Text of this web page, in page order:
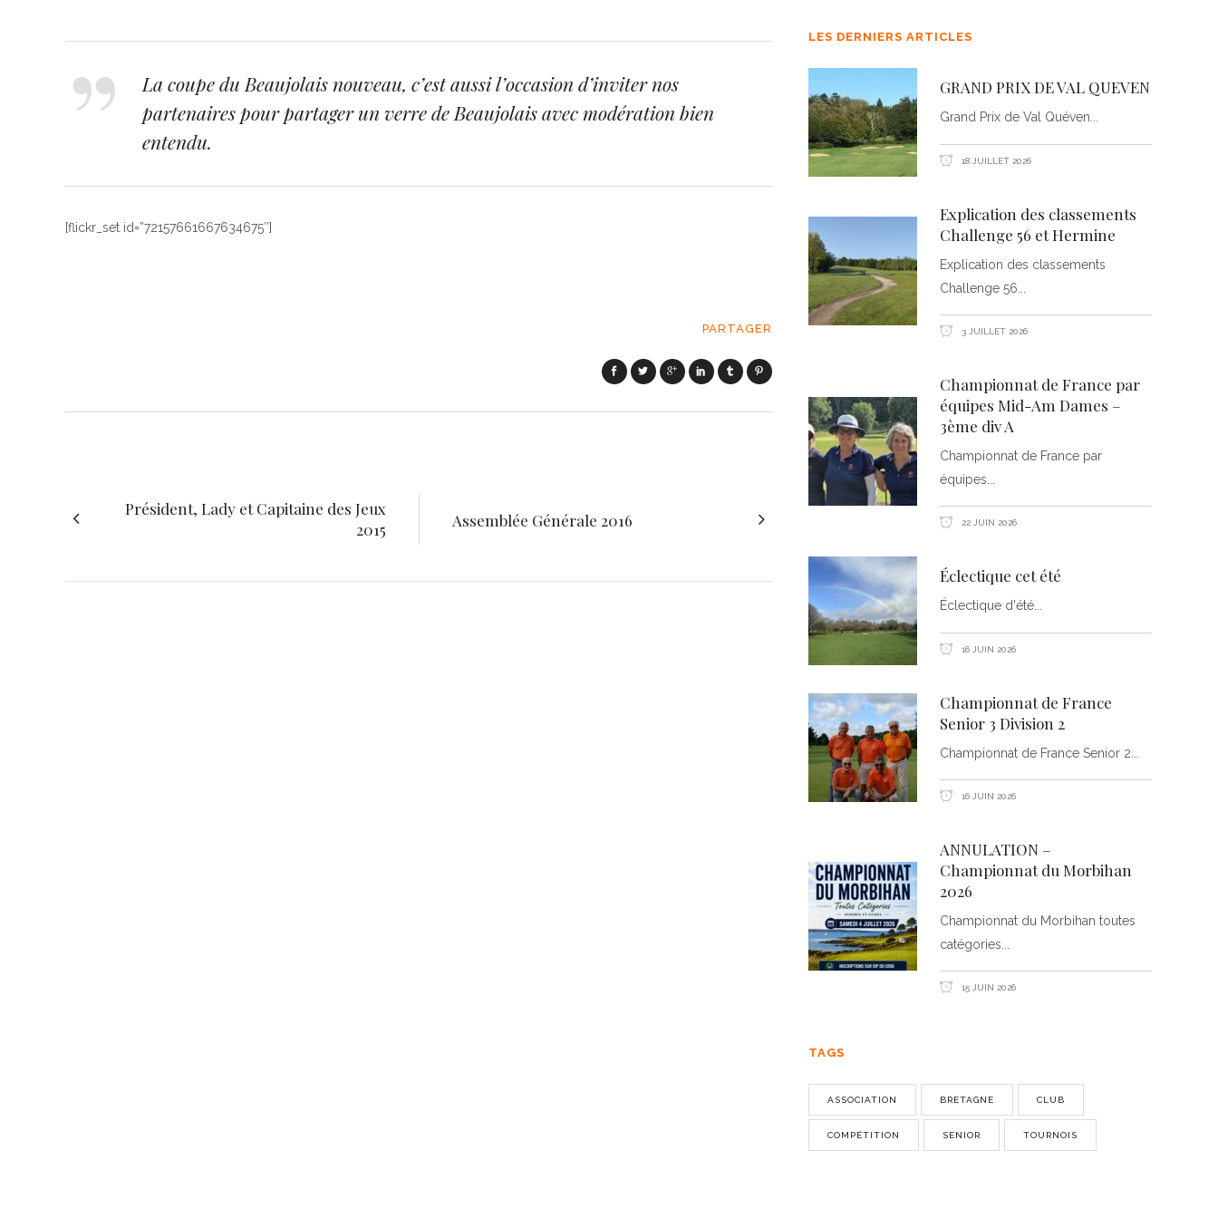
La coupe du Beaujolais nouveau, c’est aussi l’occasion d’inviter nos
partenaires pour partager un verre de Beaujolais avec modération bien
entendu.
[flickr_set id=”72157661667634675″]
PARTAGER
Président, Lady et Capitaine des Jeux
2015
Assemblée Générale 2016
LES DERNIERS ARTICLES
GRAND PRIX DE VAL QUEVEN
Grand Prix de Val Quéven
18 JUILLET 2026
Explication des classements
Challenge 56 et Hermine
Explication des classements
Challenge 56
3 JUILLET 2026
Championnat de France par
équipes Mid-Am Dames –
3ème div A
Championnat de France par
équipes
22 JUIN 2026
Éclectique cet été
Éclectique d'été
16 JUIN 2026
Championnat de France
Senior 3 Division 2
Championnat de France Senior 2
16 JUIN 2026
ANNULATION –
Championnat du Morbihan
2026
Championnat du Morbihan toutes
catégories
15 JUIN 2026
TAGS
ASSOCIATION BRETAGNE CLUB
COMPÉTITION SENIOR TOURNOIS